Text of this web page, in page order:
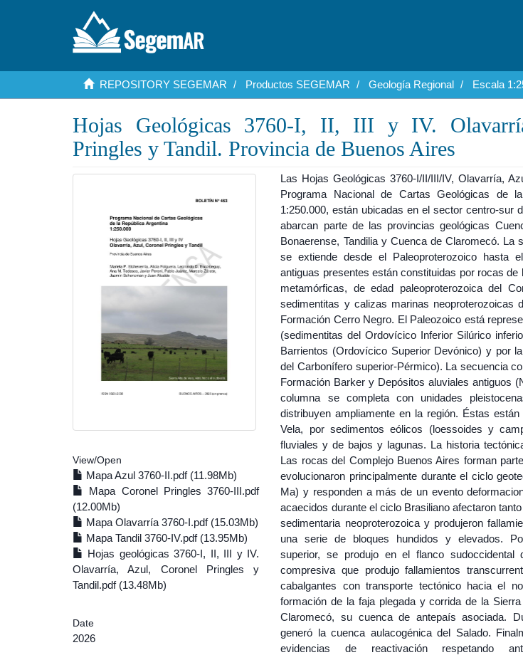
REPOSITORY SEGEMAR Productos SEGEMAR Geología Regional Escala
Hojas Geológicas 3760-I, II, III y IV.
Pringles y Tandil. Provincia de Buenos Aires
View/Open
Mapa Azul 3760-II.pdf (11.98Mb)
Mapa Coronel Pringles 3760-III.pdf
(12.00Mb)
Mapa Olavarría 3760-I.pdf (15.03Mb)
Mapa Tandil 3760-IV.pdf (13.95Mb)
Hojas geológicas 3760-I, II, III y IV.
Olavarría, Azul, Coronel Pringles y
Tandil.pdf (13.48Mb)
Date
2026
Las Hojas Geológicas 3760-I/II/III/IV, Olavarría,
Programa Nacional de Cartas Geológicas de
1:250.000, están ubicadas en el sector centro-sur
abarcan parte de las provincias geológicas
Bonaerense, Tandilia y Cuenca de Claromecó. La
se extiende desde el Paleoproterozoico hasta
antiguas presentes están constituidas por rocas
metamórficas, de edad paleoproterozoica del
sedimentitas y calizas marinas neoproterozoicas
Formación Cerro Negro. El Paleozoico está
(sedimentitas del Ordovícico Inferior Silúrico
Barrientos (Ordovícico Superior Devónico) y por
del Carbonífero superior-Pérmico). La secuencia
Formación Barker y Depósitos aluviales antiguos
columna se completa con unidades
distribuyen ampliamente en la región. Éstas
Vela, por sedimentos eólicos (loessoides y
fluviales y de bajos y lagunas. La historia
Las rocas del Complejo Buenos Aires forman
evolucionaron principalmente durante el ciclo
Ma) y responden a más de un evento
acaecidos durante el ciclo Brasiliano afectaron
sedimentaria neoproterozoica y produjeron
una serie de bloques hundidos y elevados.
superior, se produjo en el flanco sudoccidental
compresiva que produjo fallamientos
cabalgantes con transporte tectónico hacia el
formación de la faja plegada y corrida de la
Claromecó, su cuenca de antepaís asociada.
generó la cuenca aulacogénica del Salado.
evidencias de reactivación respetando